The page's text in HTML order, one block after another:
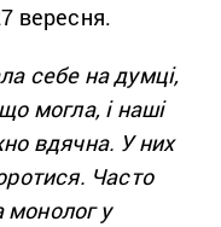
вересня.
себе на думці,
могла, і наші
вдячна. У них
Часто
монолог у